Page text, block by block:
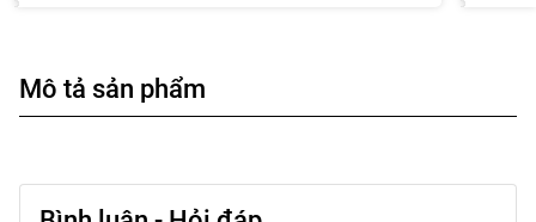
Mô tả sản phẩm